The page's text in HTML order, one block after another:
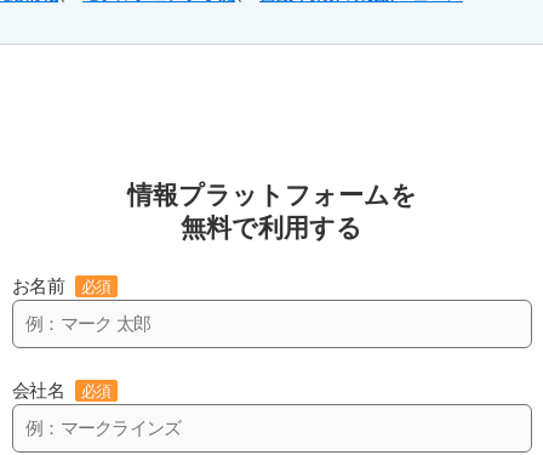
情報プラットフォームを
無料で利用する
お名前 必須
会社名 必須